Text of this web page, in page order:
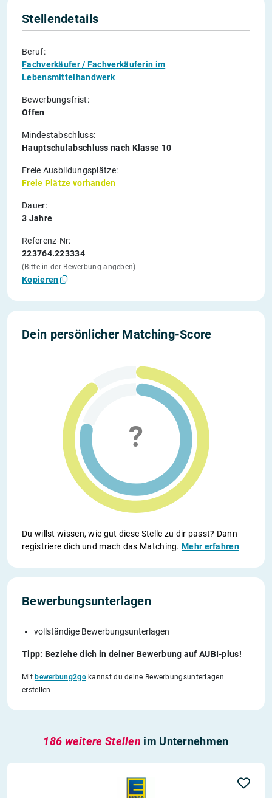
Stellendetails
Beruf:
Fachverkäufer / Fachverkäuferin im
Lebensmittelhandwerk
Bewerbungsfrist:
Offen
Mindestabschluss:
Hauptschulabschluss nach Klasse 10
Freie Ausbildungsplätze:
Freie Plätze vorhanden
Dauer:
3 Jahre
Referenz-Nr:
223764.223334
(Bitte in der Bewerbung angeben)
Kopieren
Dein persönlicher Matching-Score
Du willst wissen, wie gut diese Stelle zu dir passt? Dann
registriere dich und mach das Matching.Mehr erfahren
Bewerbungsunterlagen
vollständige Bewerbungsunterlagen
Tipp: Beziehe dich in deiner Bewerbung auf AUBI-plus!
Mitbewerbung2gokannst du deine Bewerbungsunterlagen
erstellen.
186 weitere Stellen im Unternehmen